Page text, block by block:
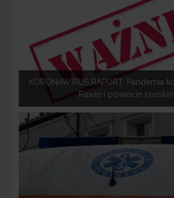
KORONAWIRUS RAPORT: Pandemia
Rawie i powiecie